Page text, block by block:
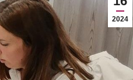
2024